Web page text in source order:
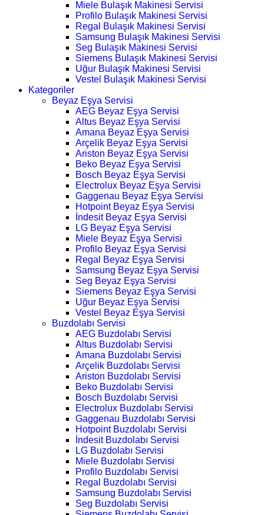
Miele Bulaşık Makinesi Servisi
Profilo Bulaşık Makinesi Servisi
Regal Bulaşık Makinesi Servisi
Samsung Bulaşık Makinesi Servisi
Seg Bulaşık Makinesi Servisi
Siemens Bulaşık Makinesi Servisi
Uğur Bulaşık Makinesi Servisi
Vestel Bulaşık Makinesi Servisi
Kategoriler
Beyaz Eşya Servisi
AEG Beyaz Eşya Servisi
Altus Beyaz Eşya Servisi
Amana Beyaz Eşya Servisi
Arçelik Beyaz Eşya Servisi
Ariston Beyaz Eşya Servisi
Beko Beyaz Eşya Servisi
Bosch Beyaz Eşya Servisi
Electrolux Beyaz Eşya Servisi
Gaggenau Beyaz Eşya Servisi
Hotpoint Beyaz Eşya Servisi
İndesit Beyaz Eşya Servisi
LG Beyaz Eşya Servisi
Miele Beyaz Eşya Servisi
Profilo Beyaz Eşya Servisi
Regal Beyaz Eşya Servisi
Samsung Beyaz Eşya Servisi
Seg Beyaz Eşya Servisi
Siemens Beyaz Eşya Servisi
Uğur Beyaz Eşya Servisi
Vestel Beyaz Eşya Servisi
Buzdolabı Servisi
AEG Buzdolabı Servisi
Altus Buzdolabı Servisi
Amana Buzdolabı Servisi
Arçelik Buzdolabı Servisi
Ariston Buzdolabı Servisi
Beko Buzdolabı Servisi
Bosch Buzdolabı Servisi
Electrolux Buzdolabı Servisi
Gaggenau Buzdolabı Servisi
Hotpoint Buzdolabı Servisi
İndesit Buzdolabı Servisi
LG Buzdolabı Servisi
Miele Buzdolabı Servisi
Profilo Buzdolabı Servisi
Regal Buzdolabı Servisi
Samsung Buzdolabı Servisi
Seg Buzdolabı Servisi